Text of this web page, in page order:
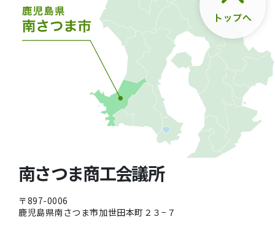
南さつま商工会議所
〒897-0006
鹿児島県南さつま市加世田本町２３−７